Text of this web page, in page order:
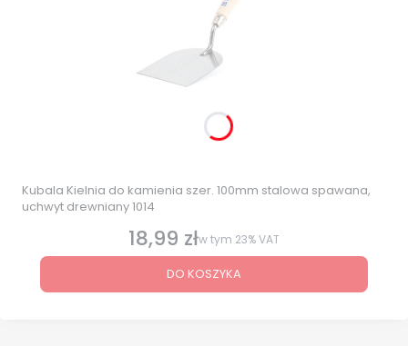
Kubala Kielnia do kamienia szer. 100mm stalowa spawana,
uchwyt drewniany 1014
Cena brutto
18,99 złw tym 23%VAT
DO KOSZYKA